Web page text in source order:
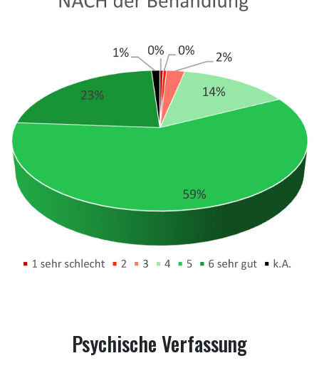
Psychische Verfassung